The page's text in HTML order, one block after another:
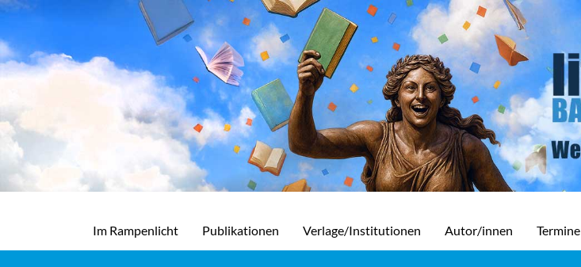
Im Rampenlicht Publikationen Verlage/Institutionen Autor/innen Termine